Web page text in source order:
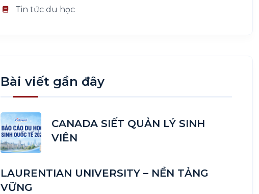
Tin tức du học
Bài viết gần đây
CANADA SIẾT QUẢN LÝ SINH
VIÊN
LAURENTIAN UNIVERSITY – NỀN TẢNG
VỮNG